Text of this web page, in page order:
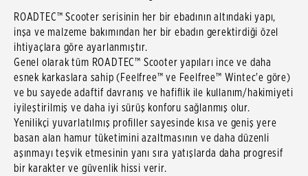
ROADTEC™ Scooter serisinin her bir ebadının altındaki yapı,
inşa ve malzeme bakımından her bir ebadın gerektirdiği özel
ihtiyaçlara göre ayarlanmıştır.
Genel olarak tüm ROADTEC™ Scooter yapıları ince ve daha
esnek karkaslara sahip (Feelfree™ ve Feelfree™ Wintec'e göre)
ve bu sayede adaftif davranış ve hafiflik ile kullanım/hakimiyeti
iyileştirilmiş ve daha iyi sürüş konforu sağlanmış olur.
Yenilikçi yuvarlatılmış profiller sayesinde kısa ve geniş yere
basan alan hamur tüketimini azaltmasının ve daha düzenli
aşınmayı teşvik etmesinin yanı sıra yatışlarda daha progresif
bir karakter ve güvenlik hissi verir.